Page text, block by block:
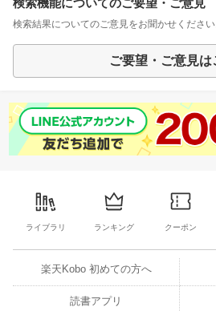
検索機能についてのご要望・ご意見
検索結果についてのご意見をお聞かせください
ご要望・ご意見は
ライブラリ ランキング クーポン
楽天Kobo 初めての方へ
読書アプリ